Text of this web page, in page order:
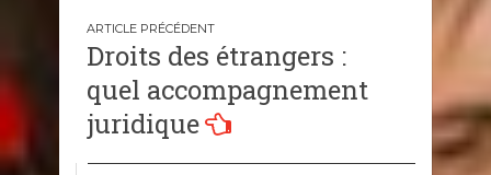
Navigation
de
l’article
Droits des étrangers :
quel accompagnement
juridique